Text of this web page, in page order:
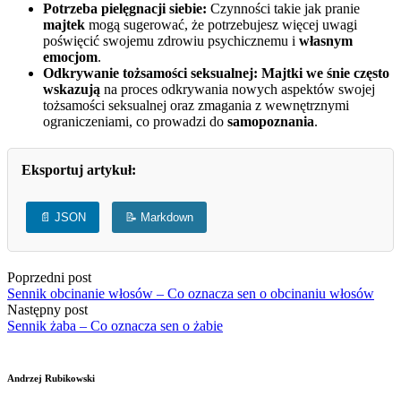
Potrzeba pielęgnacji siebie: Czynności takie jak pranie
majtek mogą sugerować, że potrzebujesz więcej uwagi
poświęcić swojemu zdrowiu psychicznemu i własnym
emocjom.
Odkrywanie tożsamości seksualnej: Majtki we śnie często
wskazują na proces odkrywania nowych aspektów swojej
tożsamości seksualnej oraz zmagania z wewnętrznymi
ograniczeniami, co prowadzi do samopoznania.
Eksportuj artykuł:
📄 JSON 📝 Markdown
Poprzedni post
Sennik obcinanie włosów – Co oznacza sen o obcinaniu włosów
Następny post
Sennik żaba – Co oznacza sen o żabie
Andrzej Rubikowski